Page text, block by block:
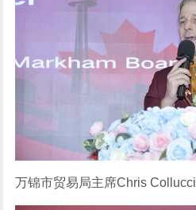
万锦市贸易局主席Chris Collucci